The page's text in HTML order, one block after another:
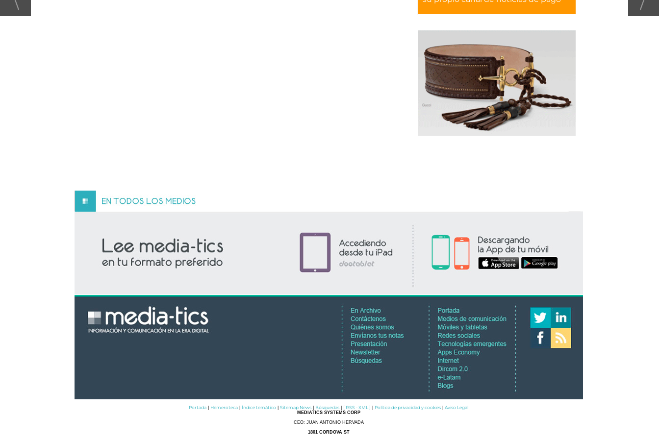
Portada Hemeroteca Índice temático Sitemap News Búsquedas [ RSS - XML ] Política de privacidad y cookies Aviso Legal
MEDIATICS SYSTEMS CORP
CEO: JUAN ANTONIO HERVADA
1801 CORDOVA ST